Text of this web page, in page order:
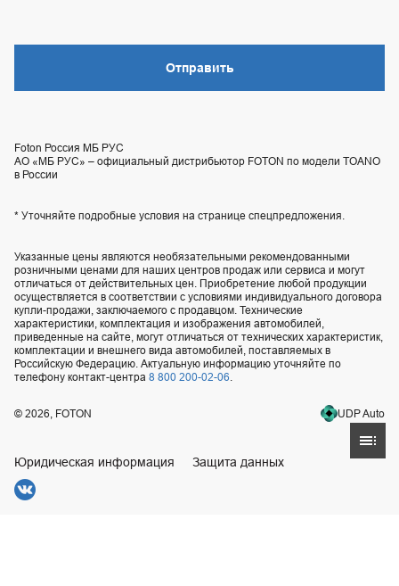
Отправить
Foton Россия МБ РУС
АО «МБ РУС» – официальный дистрибьютор FOTON по модели TOANO
в России
* Уточняйте подробные условия на странице спецпредложения.
Указанные цены являются необязательными рекомендованными
розничными ценами для наших центров продаж или сервиса и могут
отличаться от действительных цен. Приобретение любой продукции
осуществляется в соответствии с условиями индивидуального договора
купли-продажи, заключаемого с продавцом. Технические
характеристики, комплектация и изображения автомобилей,
приведенные на сайте, могут отличаться от технических характеристик,
комплектации и внешнего вида автомобилей, поставляемых в
Российскую Федерацию. Актуальную информацию уточняйте по
телефону контакт-центра 8 800 200-02-06.
© 2026, FOTON UDP Auto
Юридическая информация Защита данных